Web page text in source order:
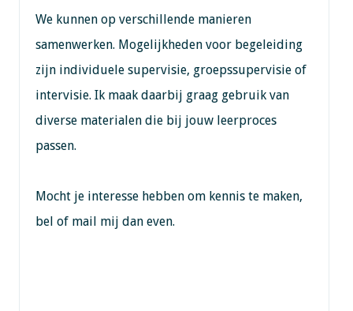
We kunnen op verschillende manieren
samenwerken. Mogelijkheden voor begeleiding
zijn individuele supervisie, groepssupervisie of
intervisie. Ik maak daarbij graag gebruik van
diverse materialen die bij jouw leerproces
passen.
Mocht je interesse hebben om kennis te maken,
bel of mail mij dan even.